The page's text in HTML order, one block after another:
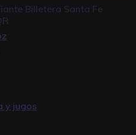
Billetera Santa Fe
y jugos